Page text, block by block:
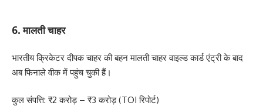
6. मालती चाहर
भारतीय क्रिकेटर दीपक चाहर की बहन मालती चाहर वाइल्ड कार्ड एंट्री के बाद
अब फिनाले वीक में पहुंच चुकी हैं।
कुल संपत्ति: ₹2 करोड़ – ₹3 करोड़ (TOI रिपोर्ट)